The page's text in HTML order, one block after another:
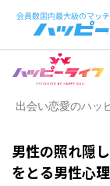
出会い恋愛のハッ
男性の照れ隠
をとる男性心